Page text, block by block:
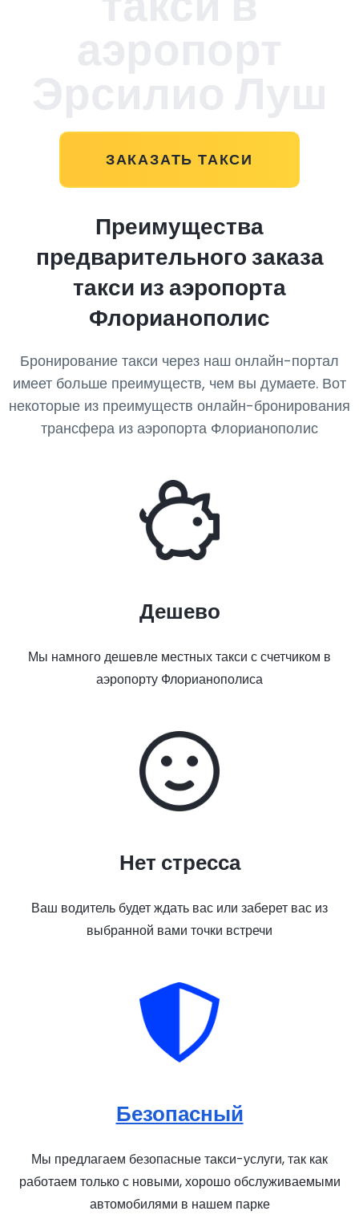
ЗАКАЗАТЬ ТАКСИ
Преимущества
предварительного заказа
такси из аэропорта
Флорианополис
Бронирование такси через наш онлайн-портал
имеет больше преимуществ, чем вы думаете. Вот
некоторые из преимуществ онлайн-бронирования
трансфера из аэропорта Флорианополис
Дешево
Мы намного дешевле местных такси с счетчиком в
аэропорту Флорианополиса
Нет стресса
Ваш водитель будет ждать вас или заберет вас из
выбранной вами точки встречи
Безопасный
Мы предлагаем безопасные такси-услуги, так как
работаем только с новыми, хорошо обслуживаемыми
автомобилями в нашем парке